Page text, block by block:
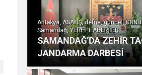
Antakya, ASAYİŞ, defne, güncel,
Samandağ, YEREL HABERLER
SAMANDAĞ’DA ZEHİR
JANDARMA DARBESİ